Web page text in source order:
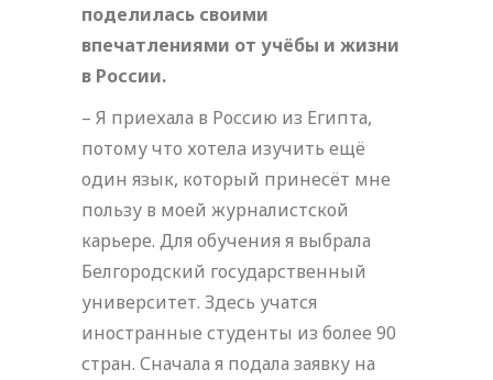
поделилась своими
впечатлениями от учёбы и жизни
в России.
– Я приехала в Россию из Египта,
потому что хотелa изучить ещё
один язык, который принесёт мне
пользу в моей журналистской
карьере. Для обучения я выбрала
Белгородский государственный
университет. Здесь учатся
иностранные студенты из более 90
стран. Сначала я подала заявку на